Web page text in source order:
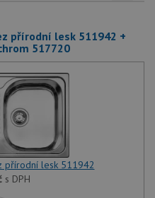
přírodní lesk 511942 +
517720
přírodní lesk 511942
s DPH